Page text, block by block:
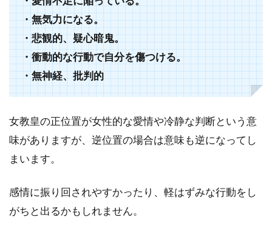
・無気力になる。
・悲観的、疑心暗鬼。
・衝動的な行動で自分を傷つける。
・無神経、批判的
女教皇の正位置が女性的な愛情や冷静な判断という意
味がありますが、逆位置の場合は意味も逆になってし
まいます。
感情に振り回されやすかったり、軽はずみな行動をし
がちと出るかもしれません。